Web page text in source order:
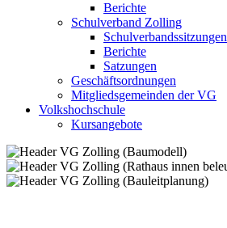
Berichte
Schulverband Zolling
Schulverbandssitzungen
Berichte
Satzungen
Geschäftsordnungen
Mitgliedsgemeinden der VG
Volkshochschule
Kursangebote